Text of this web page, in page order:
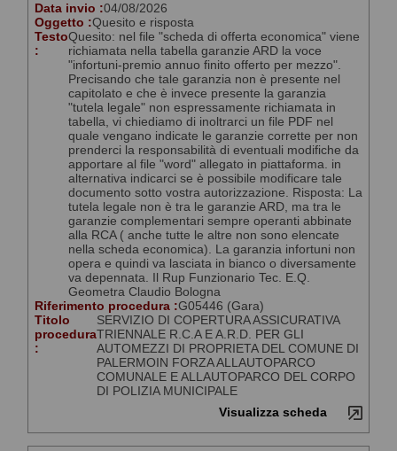
Data invio :04/08/2026
Oggetto :Quesito e risposta
Testo
:
Quesito: nel file "scheda di offerta economica" viene
richiamata nella tabella garanzie ARD la voce
"infortuni-premio annuo finito offerto per mezzo".
Precisando che tale garanzia non è presente nel
capitolato e che è invece presente la garanzia
"tutela legale" non espressamente richiamata in
tabella, vi chiediamo di inoltrarci un file PDF nel
quale vengano indicate le garanzie corrette per non
prenderci la responsabilità di eventuali modifiche da
apportare al file "word" allegato in piattaforma. in
alternativa indicarci se è possibile modificare tale
documento sotto vostra autorizzazione. Risposta: La
tutela legale non è tra le garanzie ARD, ma tra le
garanzie complementari sempre operanti abbinate
alla RCA ( anche tutte le altre non sono elencate
nella scheda economica). La garanzia infortuni non
opera e quindi va lasciata in bianco o diversamente
va depennata. Il Rup Funzionario Tec. E.Q.
Geometra Claudio Bologna
Riferimento procedura :G05446 (Gara)
Titolo
procedura
:
SERVIZIO DI COPERTURA ASSICURATIVA
TRIENNALE R.C.A E A.R.D. PER GLI
AUTOMEZZI DI PROPRIETA DEL COMUNE DI
PALERMOIN FORZA ALLAUTOPARCO
COMUNALE E ALLAUTOPARCO DEL CORPO
DI POLIZIA MUNICIPALE
Visualizza scheda